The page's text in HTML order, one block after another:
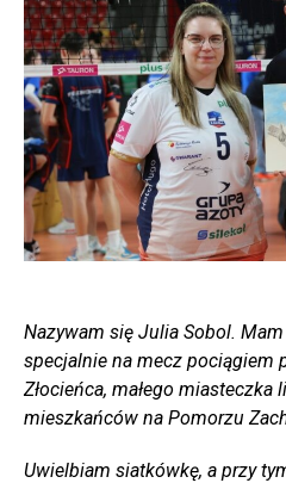
Nazywam się Julia Sobol. Mam
specjalnie na mecz pociągiem
Złocieńca, małego miasteczka
mieszkańców na Pomorzu
Uwielbiam siatkówkę, a przy